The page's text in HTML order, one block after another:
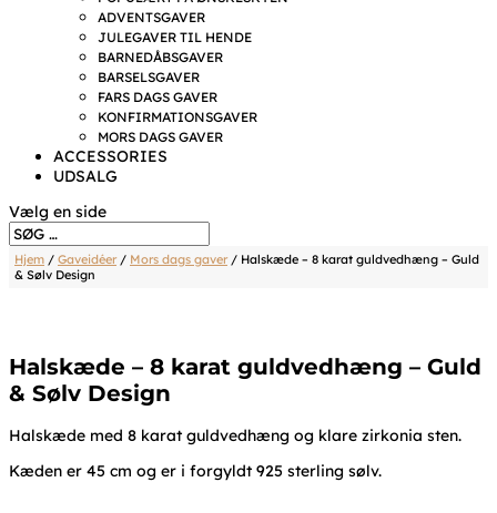
ADVENTSGAVER
JULEGAVER TIL HENDE
BARNEDÅBSGAVER
BARSELSGAVER
FARS DAGS GAVER
KONFIRMATIONSGAVER
MORS DAGS GAVER
ACCESSORIES
UDSALG
Vælg en side
Hjem / Gaveidéer/ Mors dags gaver/ Halskæde – 8 karat guldvedhæng – Guld
& Sølv Design
Halskæde – 8 karat guldvedhæng – Guld
& Sølv Design
Halskæde med 8 karat guldvedhæng og klare zirkonia sten.
Kæden er 45 cm og er i forgyldt 925 sterling sølv.